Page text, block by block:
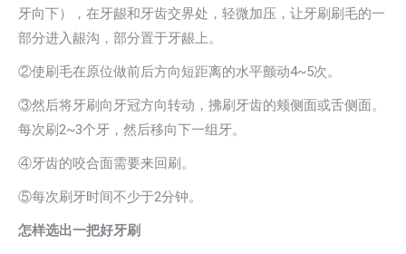
牙向下），在牙龈和牙齿交界处，轻微加压，让牙刷刷毛的一
部分进入龈沟，部分置于牙龈上。
②使刷毛在原位做前后方向短距离的水平颤动4~5次。
③然后将牙刷向牙冠方向转动，拂刷牙齿的颊侧面或舌侧面。
每次刷2~3个牙，然后移向下一组牙。
④牙齿的咬合面需要来回刷。
⑤每次刷牙时间不少于2分钟。
怎样选出一把好牙刷